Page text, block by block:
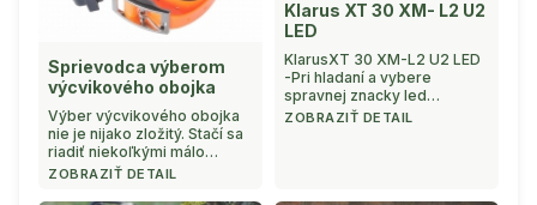
Sprievodca výberom
výcvikového obojka
Výber výcvikového obojka
nie je nijako zložitý. Stačí sa
riadiť niekoľkými málo
parametrami, ktoré, pokiaľ
ZOBRAZIŤ DETAIL
Klarus XT 30 XM- L2 U2
LED
KlarusXT 30 XM-L2 U2 LED
-Pri hladaní a vybere
spravnej znacky led
svietidla pre polovnika
ZOBRAZIŤ DETAIL